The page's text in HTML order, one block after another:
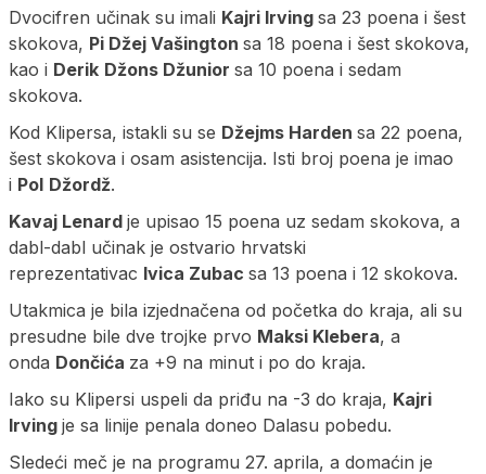
Dvocifren učinak su imali Kajri Irving sa 23 poena i šest
skokova, Pi Džej Vašington sa 18 poena i šest skokova,
kao i Derik Džons Džunior sa 10 poena i sedam
skokova.
Kod Klipersa, istakli su se Džejms Harden sa 22 poena,
šest skokova i osam asistencija. Isti broj poena je imao
i Pol Džordž.
Kavaj Lenard je upisao 15 poena uz sedam skokova, a
dabl-dabl učinak je ostvario hrvatski
reprezentativac Ivica Zubac sa 13 poena i 12 skokova.
Utakmica je bila izjednačena od početka do kraja, ali su
presudne bile dve trojke prvo Maksi Klebera, a
onda Dončića za +9 na minut i po do kraja.
Iako su Klipersi uspeli da priđu na -3 do kraja, Kajri
Irving je sa linije penala doneo Dalasu pobedu.
Sledeći meč je na programu 27. aprila, a domaćin je